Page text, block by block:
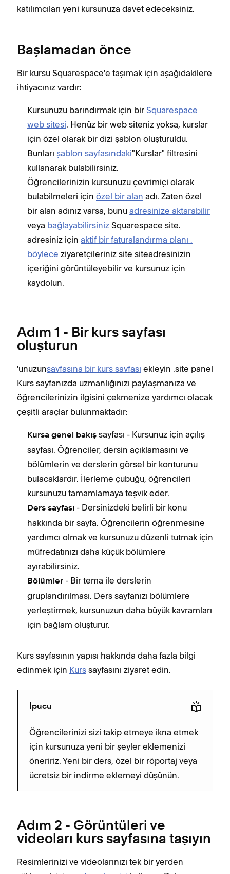
katılımcıları yeni kursunuza davet edeceksiniz.
Başlamadan önce
Bir kursu Squarespace'e taşımak için aşağıdakilere
ihtiyacınız vardır:
Kursunuzu barındırmak için bir Squarespace
web sitesi. Henüz bir web siteniz yoksa, kurslar
için özel olarak bir dizi şablon oluşturuldu.
Bunları şablon sayfasındaki"Kurslar" filtresini
kullanarak bulabilirsiniz.
Öğrencilerinizin kursunuzu çevrimiçi olarak
bulabilmeleri için özel bir alan adı. Zaten özel
bir alan adınız varsa, bunu adresinize aktarabilir
veya bağlayabilirsiniz Squarespace site.
adresiniz için aktif bir faturalandırma planı ,
böylece ziyaretçileriniz site siteadresinizin
içeriğini görüntüleyebilir ve kursunuz için
kaydolun.
Adım 1 - Bir kurs sayfası
oluşturun
'unuzunsayfasına bir kurs sayfası ekleyin .site panel
Kurs sayfanızda uzmanlığınızı paylaşmanıza ve
öğrencilerinizin ilgisini çekmenize yardımcı olacak
çeşitli araçlar bulunmaktadır:
Kursa genel bakış sayfası - Kursunuz için açılış
sayfası. Öğrenciler, dersin açıklamasını ve
bölümlerin ve derslerin görsel bir konturunu
bulacaklardır. İlerleme çubuğu, öğrencileri
kursunuzu tamamlamaya teşvik eder.
Ders sayfası - Dersinizdeki belirli bir konu
hakkında bir sayfa. Öğrencilerin öğrenmesine
yardımcı olmak ve kursunuzu düzenli tutmak için
müfredatınızı daha küçük bölümlere
ayırabilirsiniz.
Bölümler - Bir tema ile derslerin
gruplandırılması. Ders sayfanızı bölümlere
yerleştirmek, kursunuzun daha büyük kavramları
için bağlam oluşturur.
Kurs sayfasının yapısı hakkında daha fazla bilgi
edinmek için Kurs sayfasını ziyaret edin.
İpucu
Öğrencilerinizi sizi takip etmeye ikna etmek
için kursunuza yeni bir şeyler eklemenizi
öneririz. Yeni bir ders, özel bir röportaj veya
ücretsiz bir indirme eklemeyi düşünün.
Adım 2 - Görüntüleri ve
videoları kurs sayfasına taşıyın
Resimlerinizi ve videolarınızı tek bir yerden